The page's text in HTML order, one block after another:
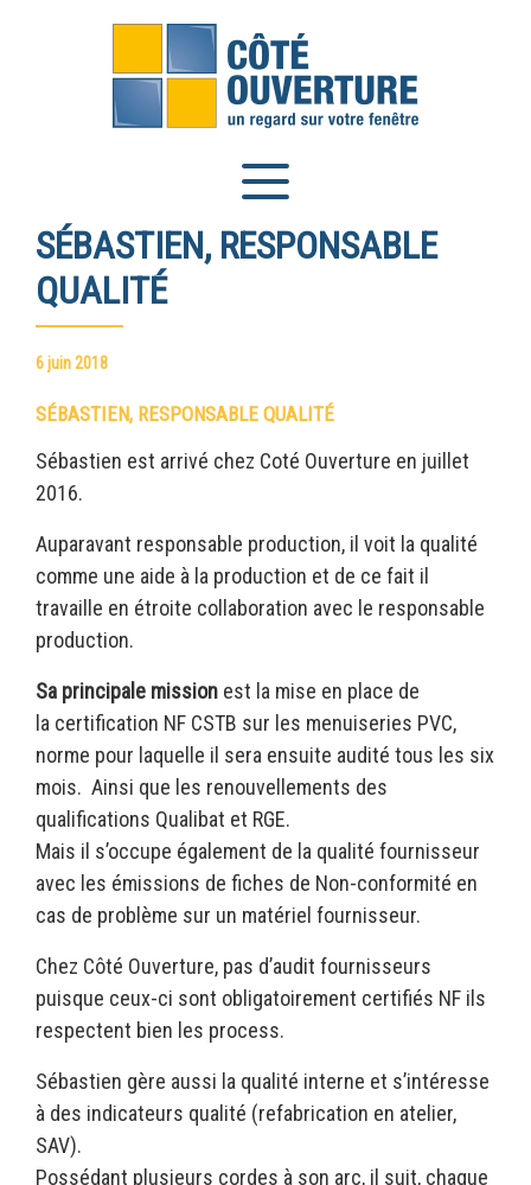
SÉBASTIEN, RESPONSABLE
QUALITÉ
6 juin 2018
SÉBASTIEN, RESPONSABLE QUALITÉ
Sébastien est arrivé chez Coté Ouverture en juillet
2016.
Auparavant responsable production, il voit la qualité
comme une aide à la production et de ce fait il
travaille en étroite collaboration avec le responsable
production.
Sa principale mission est la mise en place de
la certification NF CSTB sur les menuiseries PVC,
norme pour laquelle il sera ensuite audité tous les six
mois. Ainsi que les renouvellements des
qualifications Qualibat et RGE.
Mais il s’occupe également de la qualité fournisseur
avec les émissions de fiches de Non-conformité en
cas de problème sur un matériel fournisseur.
Chez Côté Ouverture, pas d’audit fournisseurs
puisque ceux-ci sont obligatoirement certifiés NF ils
respectent bien les process.
Sébastien gère aussi la qualité interne et s’intéresse
à des indicateurs qualité (refabrication en atelier,
SAV).
Possédant plusieurs cordes à son arc, il suit, chaque